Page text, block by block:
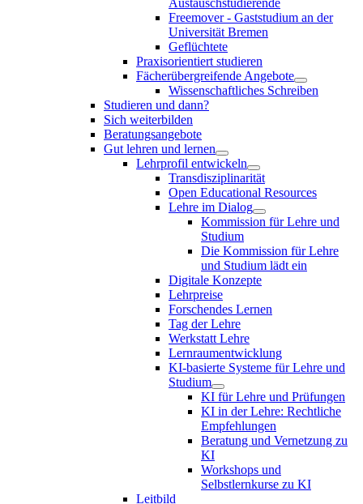
Freemover - Gaststudium an der
Universität Bremen
Geflüchtete
Praxisorientiert studieren
Fächerübergreifende Angebote
Wissenschaftliches Schreiben
Studieren und dann?
Sich weiterbilden
Beratungsangebote
Gut lehren und lernen
Lehrprofil entwickeln
Transdisziplinarität
Open Educational Resources
Lehre im Dialog
Kommission für Lehre und
Studium
Die Kommission für Lehre
und Studium lädt ein
Digitale Konzepte
Lehrpreise
Forschendes Lernen
Tag der Lehre
Werkstatt Lehre
Lernraumentwicklung
KI-basierte Systeme für Lehre und
Studium
KI für Lehre und Prüfungen
KI in der Lehre: Rechtliche
Empfehlungen
Beratung und Vernetzung zu
KI
Workshops und
Selbstlernkurse zu KI
Leitbild